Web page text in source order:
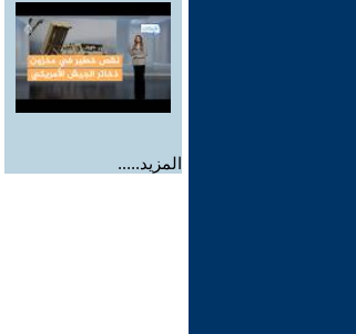
المزيد.....